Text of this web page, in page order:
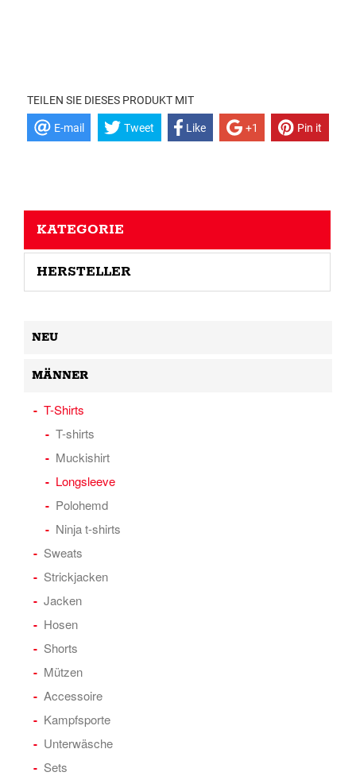
TEILEN SIE DIESES PRODUKT MIT
E-mail Tweet Like +1 Pin it
KATEGORIE
HERSTELLER
NEU
MÄNNER
T-Shirts
T-shirts
Muckishirt
Longsleeve
Polohemd
Ninja t-shirts
Sweats
Strickjacken
Jacken
Hosen
Shorts
Mützen
Accessoire
Kampfsporte
Unterwäsche
Sets